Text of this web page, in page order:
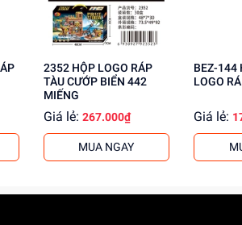
tự tin và độc lập
em giá rẻ tại
sỉ. Liên hệ với chúng tôi để biết
sỉ và chính sách mua bán buôn.
2352 HỘP LOGO RÁP
TÀU CƯỚP BIỂN 442
MIẾNG
Giá lẻ: 267.000₫
MUA NGAY
BEZ-144 HỘP ẾCH
LOGO
Giá lẻ: